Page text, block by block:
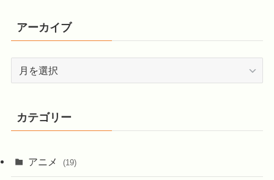
アーカイブ
ブ
カテゴリー
アニメ (19)